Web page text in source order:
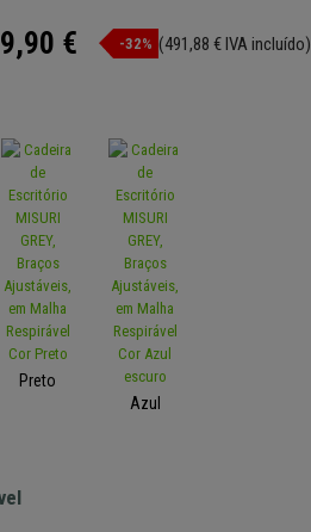
€ -32% (491,88 € IVA incluído)
Preto
Azul